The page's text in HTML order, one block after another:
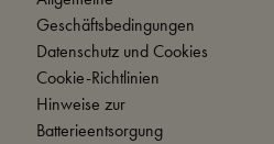
Geschäftsbedingungen
Datenschutz und Cookies
Cookie-Richtlinien
Hinweise zur
Batterieentsorgung